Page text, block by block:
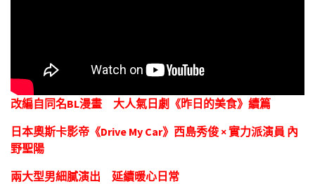
改編自同名BL漫畫 大人氣日劇《昨日的美食》續篇
日本奧斯卡影帝《Drive My Car》西島秀俊 × 實力派演員 內
野聖陽
兩大型男細膩演出 延續暖心日常